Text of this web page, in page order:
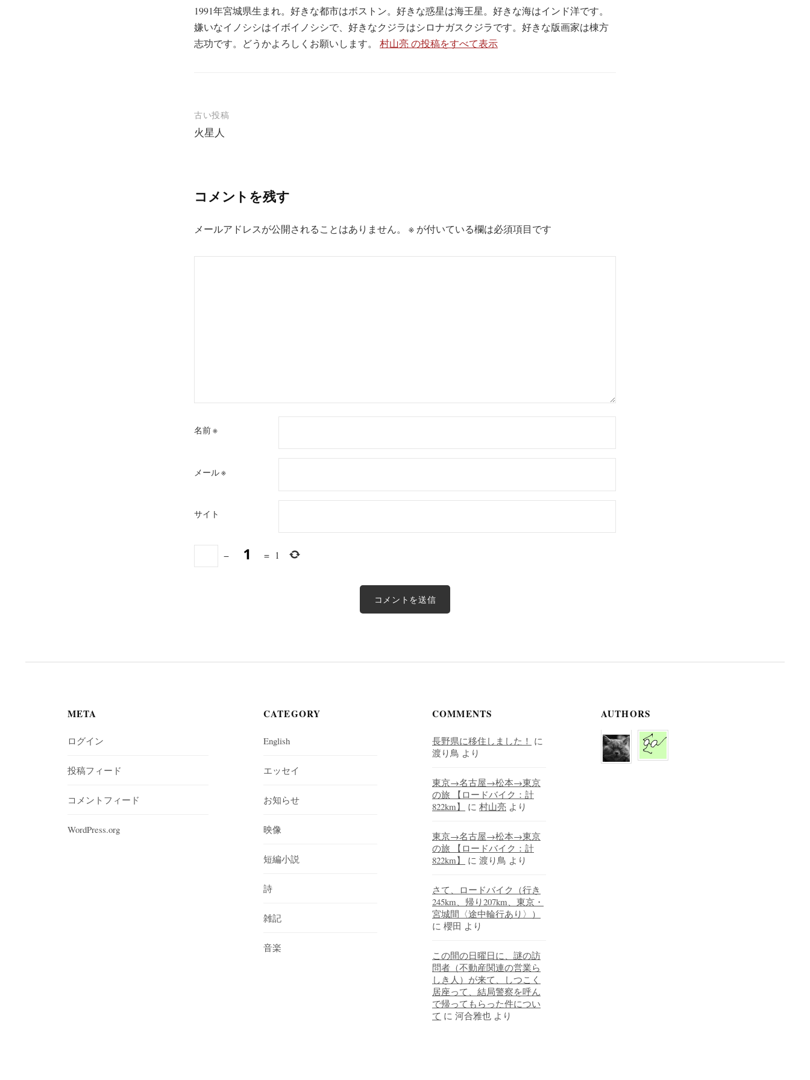
1991年宮城県生まれ。好きな都市はボストン。好きな惑星は海王星。好きな海はインド洋です。
嫌いなイノシシはイボイノシシで、好きなクジラはシロナガスクジラです。好きな版画家は棟方
志功です。どうかよろしくお願いします。 村山亮 の投稿をすべて表示
投
稿
ゲ
ー
古い投稿
火星人
コメントを残す
メールアドレスが公開されることはありません。 ※ が付いている欄は必須項目です
名前※
メール※
サイト
− = 1
META
ログイン
投稿フィード
コメントフィード
WordPress.org
CATEGORY
English
エッセイ
お知らせ
映像
短編小説
詩
雑記
音楽
COMMENTS
長野県に移住しました！ に
渡り鳥 より
東京→名古屋→松本→東京
の旅 【ロードバイク：計
822km】
に 村山亮 より
東京→名古屋→松本→東京
の旅 【ロードバイク：計
822km】
に 渡り鳥 より
さて、ロードバイク（行き
245km、帰り207km、東京・
宮城間〈途中輪行あり〉）
に 櫻田 より
この間の日曜日に、謎の訪
問者（不動産関連の営業ら
しき人）が来て、しつこく
居座って、結局警察を呼ん
で帰ってもらった件につい
て に 河合雅也 より
AUTHORS